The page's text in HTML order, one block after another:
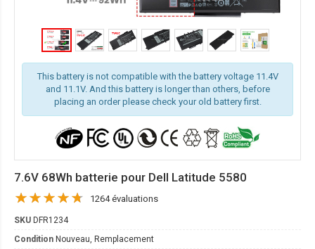
This battery is not compatible with the battery voltage 11.4V
and 11.1V. And this battery is longer than others, before
placing an order please check your old battery first.
7.6V 68Wh batterie pour Dell Latitude 5580
1264 évaluations
SKU DFR1234
Condition Nouveau, Remplacement